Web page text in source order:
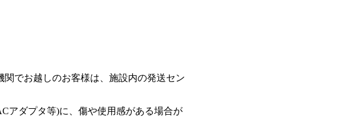
でお越しのお客様は、施設内の発送セン
アダプタ等)に、傷や使用感がある場合が